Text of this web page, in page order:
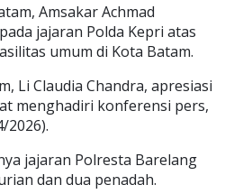
Amsakar Achmad
jajaran Polda Kepri atas
umum di Kota Batam.
Li Claudia Chandra, apresiasi
menghadiri konferensi pers,
2026).
jajaran Polresta Barelang
dan dua penadah.